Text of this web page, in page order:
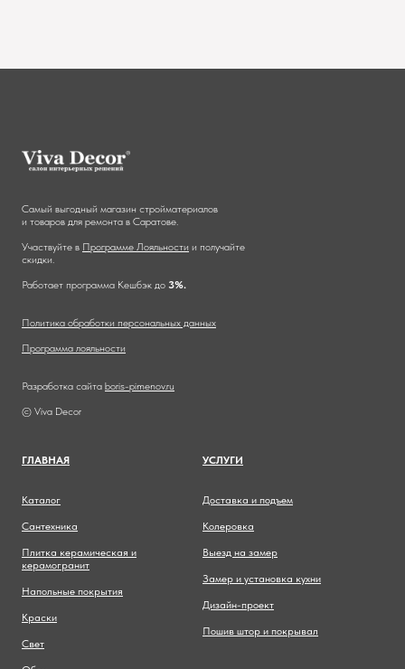
Самый выгодный магазин стройматериалов
и товаров для ремонта в Саратове.
Участвуйте в Программе Лояльности и получайте
скидки.
Работает программа Кешбэк до 3%.
Политика обработки персональных данных
Программа лояльности
Разработка сайта boris-pimenov.ru
© Viva Decor
ГЛАВНАЯ
Каталог
Сантехника
Плитка керамическая и
керамогранит
Напольные покрытия
Краски
Свет
УСЛУГИ
Доставка и подъем
Колеровка
Выезд на замер
Замер и установка кухни
Дизайн-проект
Пошив штор и покрывал